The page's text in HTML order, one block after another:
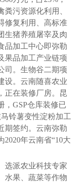
污资源化利用、
修复利用、高标准
生猪养殖屠宰及肉
品加工中心即弥勒
果品加工产业链项
司。生物谷二期项
设。云南随喜农业
正在装修厂房。昆
，GSP仓库装修已
铃薯变性淀粉加工
期签约。云南弥勒
年云南省“10大
派农业科技专家
水果、蔬菜等作物